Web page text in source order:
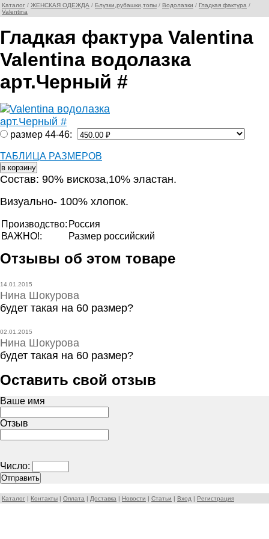
Каталог / ЖЕНСКАЯ ОДЕЖДА / Блузки,рубашки,топы / Водолазки / Гладкая фактура /
Valentina
Гладкая фактура Valentina
Valentina водолазка
арт.Черный #
размер 44-46:
ТАБЛИЦА РАЗМЕРОВ
Состав: 90% вискоза,10% эластан.
Визуально- 100% хлопок.
Производство: Россия
ВАЖНО!:
Размер российский
Отзывы об этом товаре
14.01.2015
Нина Шокурова
будет такая на 60 размер?
02.01.2015
Нина Шокурова
будет такая на 60 размер?
Оставить свой отзыв
Ваше имя
Отзыв
Число:
Каталог | Контакты | Оплата | Доставка | Новости | Статьи | Вход | Регистрация